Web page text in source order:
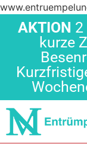
AKTION 2
kurze